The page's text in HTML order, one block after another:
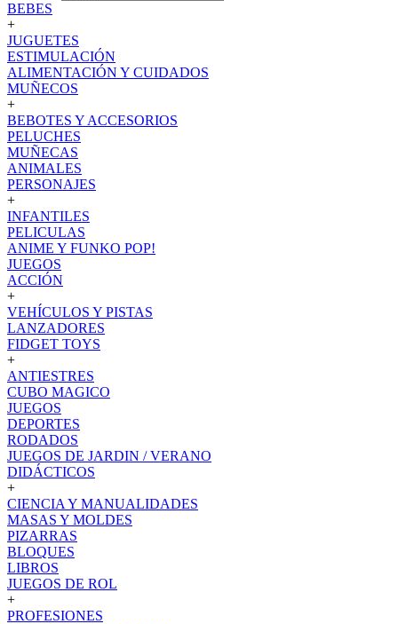
BEBES
+
JUGUETES
ESTIMULACIÓN
ALIMENTACIÓN Y CUIDADOS
MUÑECOS
+
BEBOTES Y ACCESORIOS
PELUCHES
MUÑECAS
ANIMALES
PERSONAJES
+
INFANTILES
PELICULAS
ANIME Y FUNKO POP!
JUEGOS
ACCIÓN
+
VEHÍCULOS Y PISTAS
LANZADORES
FIDGET TOYS
+
ANTIESTRES
CUBO MAGICO
JUEGOS
DEPORTES
RODADOS
JUEGOS DE JARDIN / VERANO
DIDÁCTICOS
+
CIENCIA Y MANUALIDADES
MASAS Y MOLDES
PIZARRAS
BLOQUES
LIBROS
JUEGOS DE ROL
+
PROFESIONES